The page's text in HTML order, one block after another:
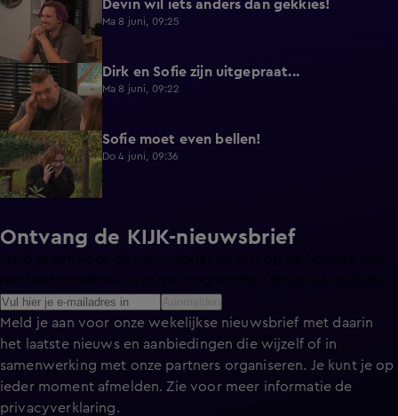
0:25 Devin wil iets anders dan gekkies!
Ma 8 juni, 09:25
0:26 Dirk en Sofie zijn uitgepraat...
Ma 8 juni, 09:22
1:13 Sofie moet even bellen!
Do 4 juni, 09:36
Ontvang de KIJK-nieuwsbrief
Meld je aan voor onze wekelijkse nieuwsbrief met daarin
het laatste nieuws en aanbiedingen die wijzelf of in
samenwerking met onze partners organiseren. Je kunt je op
ieder moment afmelden. Zie voor meer informatie de
privacyverklaring.